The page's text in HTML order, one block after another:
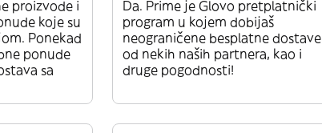
proizvode i
koje su
Ponekad
ponude
sa
Da. Prime je Glovo pretplatnički
program u kojem dobijaš
neograničene besplatne dostave
od nekih naših partnera, kao i
druge pogodnosti!